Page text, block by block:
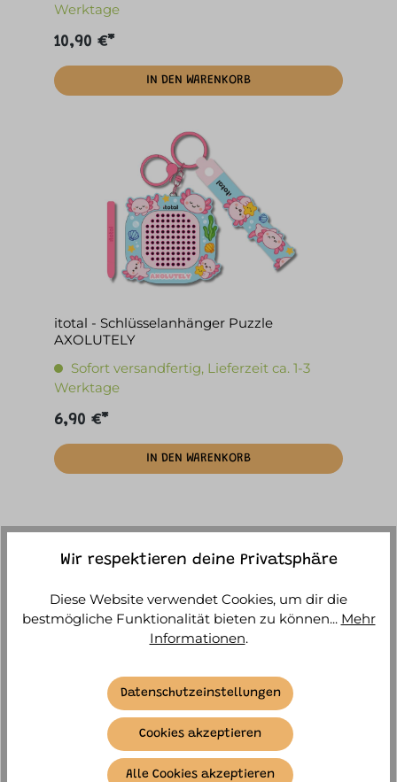
Werktage
10,90 €*
IN DEN WARENKORB
itotal - Schlüsselanhänger Puzzle
AXOLUTELY
Sofort versandfertig, Lieferzeit ca. 1-3
Werktage
6,90 €*
IN DEN WARENKORB
itotal - Sparschwein Axolotl
Sofort versandfertig, Lieferzeit ca. 1-3
Werktage
Wir respektieren deine Privatsphäre
Diese Website verwendet Cookies, um dir die
bestmögliche Funktionalität bieten zu können... Mehr
Informationen.
Datenschutzeinstellungen
Cookies akzeptieren
Alle Cookies akzeptieren